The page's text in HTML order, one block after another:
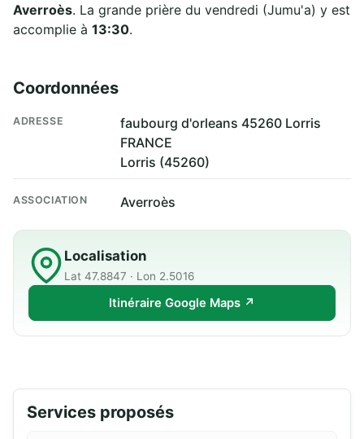
Averroès. La grande prière du vendredi (Jumu'a) y est
accomplie à 13:30.
Coordonnées
ADRESSE
faubourg d'orleans 45260 Lorris
FRANCE
Lorris (45260)
ASSOCIATION Averroès
Localisation
Lat 47.8847 · Lon 2.5016
Itinéraire Google Maps ↗
Services proposés